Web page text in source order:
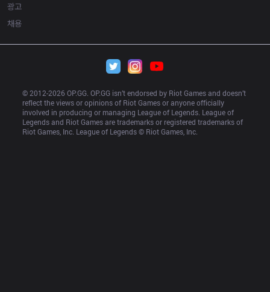
광고
채용
© 2012-2026 OP.GG. OP.GG isn’t endorsed by Riot Games and doesn’t
reflect the views or opinions of Riot Games or anyone officially
involved in producing or managing League of Legends. League of
Legends and Riot Games are trademarks or registered trademarks of
Riot Games, Inc. League of Legends © Riot Games, Inc.